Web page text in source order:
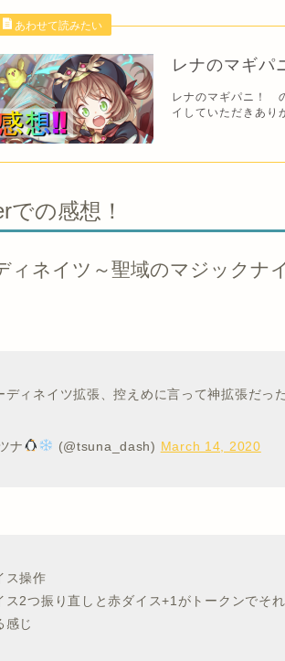
レナのマギパ
レナのマギパニ！
イしていただきあり
での感想！
ィネイツ～聖域のマジックナ
ディネイツ拡張、控えめに言って神拡張だった
ナ (@tsuna_dash) March 14, 2020
ス操作
ス2つ振り直しと赤ダイス+1がトークンでそ
感じ